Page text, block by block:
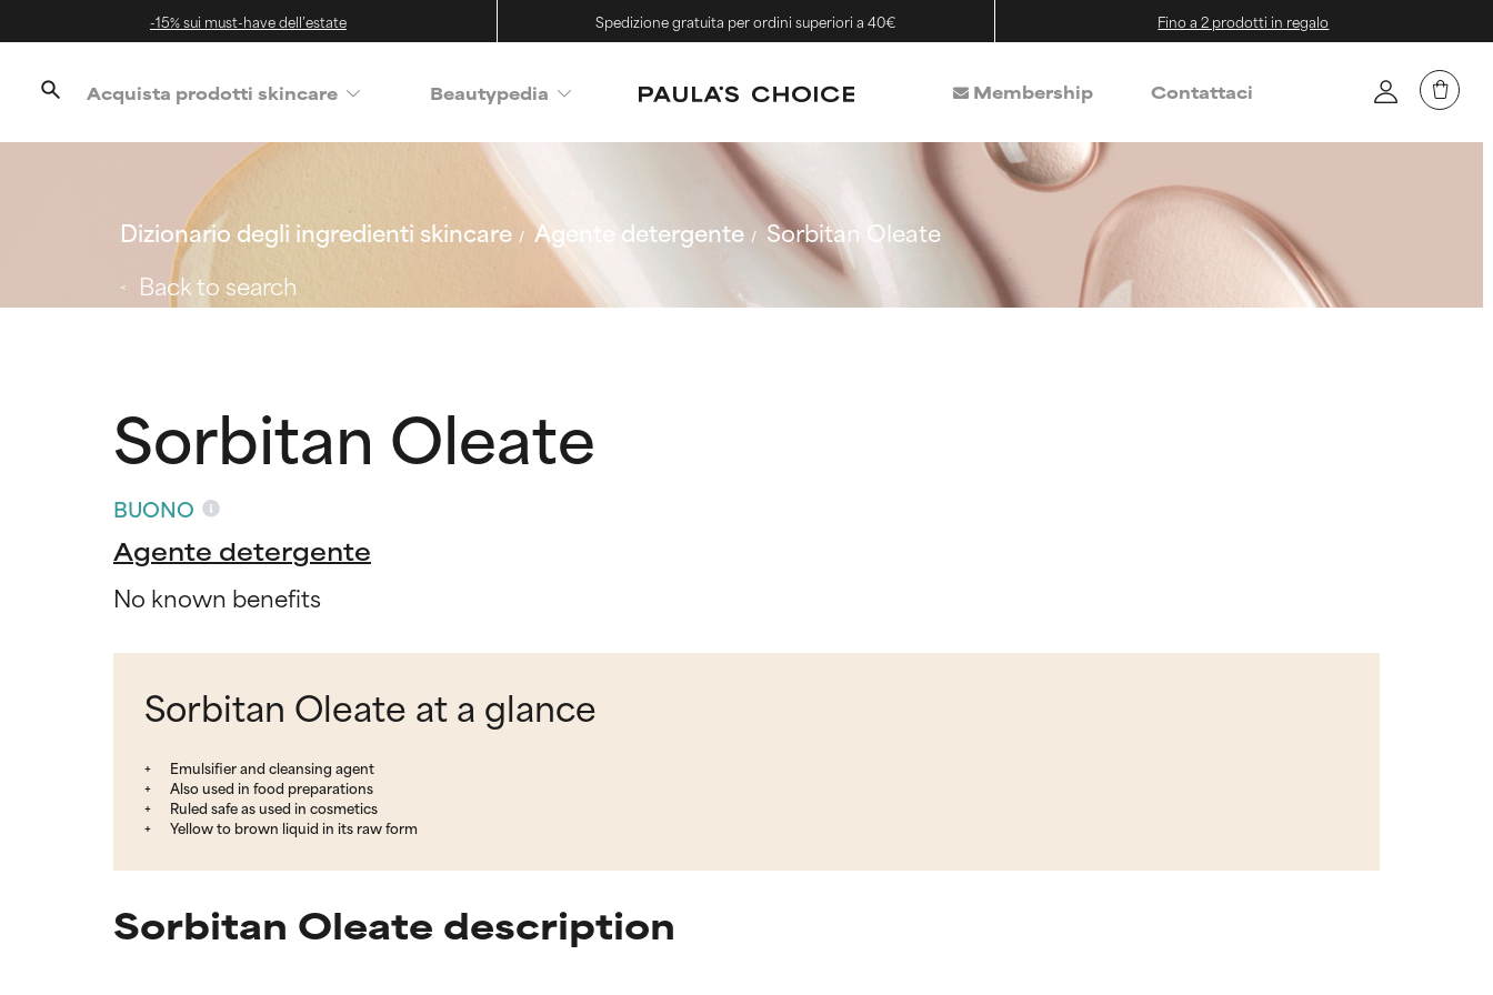
-15% sui must-have dell’estate Spedizione gratuita per ordini superiori a 40€ Fino a 2 prodotti in regalo
Acquista prodotti skincare Beautypedia Membership Contattaci
Dizionario degli ingredienti skincare Agente detergente
Sorbitan Oleate
Back to search
Sorbitan Oleate
BUONO
Agente detergente
No known benefits
Sorbitan Oleate at a glance
Emulsifier and cleansing agent
Also used in food preparations
Ruled safe as used in cosmetics
Yellow to brown liquid in its raw form
Sorbitan Oleate description